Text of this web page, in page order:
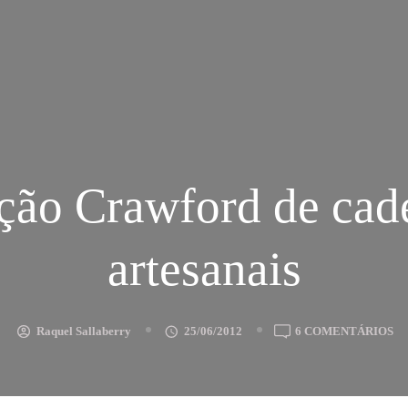
Crawford de
artesanais
Raquel Sallaberry 25/06/2012 6 COMENTÁRIOSEM
DE